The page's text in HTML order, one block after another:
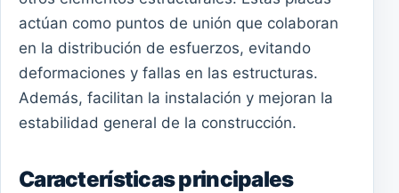
actúan como puntos de unión que colaboran
en la distribución de esfuerzos, evitando
deformaciones y fallas en las estructuras.
Además, facilitan la instalación y mejoran la
estabilidad general de la construcción.
Características principales